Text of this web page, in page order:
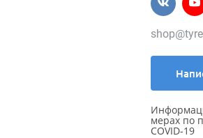
мерах по
COVID-19